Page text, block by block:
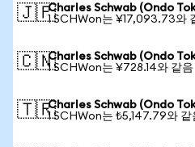
🇯🇵Charles Schwab (Ondo
1 SCHWon는 ¥17,093.73와
🇨🇳Charles Schwab (Ondo
1 SCHWon는 ¥728.14와 같음
🇹🇷Charles Schwab (Ondo
1 SCHWon는 ₺5,147.79와 같